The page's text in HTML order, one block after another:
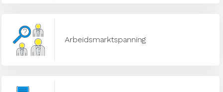
Arbeidsmarktspanning